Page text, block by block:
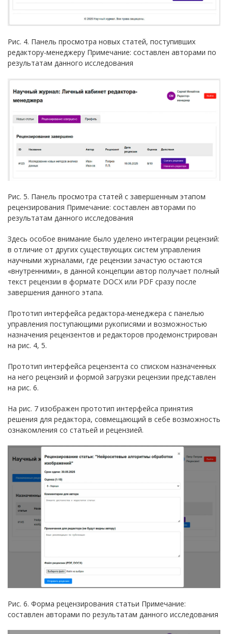
Рис. 4. Панель просмотра новых статей, поступивших
редактору-менеджеру Примечание: составлен авторами по
результатам данного исследования
Рис. 5. Панель просмотра статей с завершенным этапом
рецензирования Примечание: составлен авторами по
результатам данного исследования
Здесь особое внимание было уделено интеграции рецензий:
в отличие от других существующих систем управления
научными журналами, где рецензии зачастую остаются
«внутренними», в данной концепции автор получает полный
текст рецензии в формате DOCX или PDF сразу после
завершения данного этапа.
Прототип интерфейса редактора-менеджера с панелью
управления поступающими рукописями и возможностью
назначения рецензентов и редакторов продемонстрирован
на рис. 4, 5.
Прототип интерфейса рецензента со списком назначенных
на него рецензий и формой загрузки рецензии представлен
на рис. 6.
На рис. 7 изображен прототип интерфейса принятия
решения для редактора, совмещающий в себе возможность
ознакомления со статьей и рецензией.
Рис. 6. Форма рецензирования статьи Примечание:
составлен авторами по результатам данного исследования